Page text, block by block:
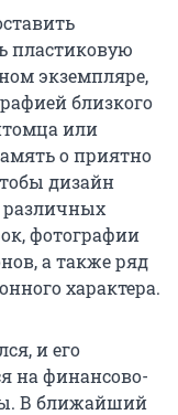
пластиковую
экземпляре,
близкого
или
о приятно
дизайн
различных
фотографии
а также ряд
характера.
и его
на финансово-
В ближайший